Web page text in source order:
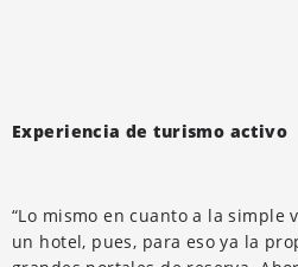
Experiencia de turismo activo
“Lo mismo en cuanto a la simple
un hotel, pues, para eso ya la